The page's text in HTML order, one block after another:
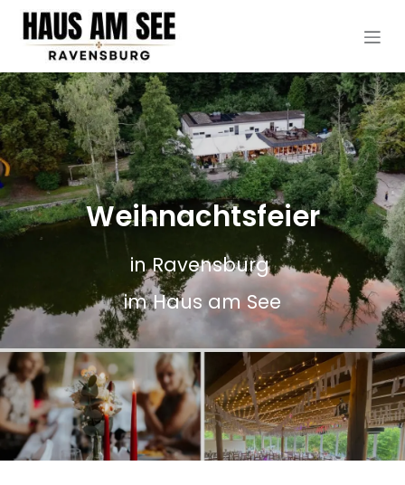
Zum Inhalt springen
Weihnachtsfeier
in Ravensburg
im Haus am See